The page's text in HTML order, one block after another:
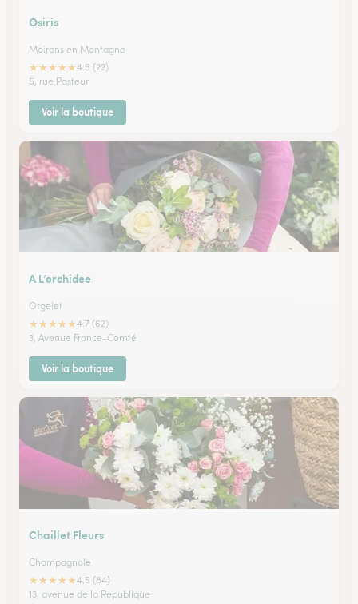
Osiris
Moirans en Montagne
★★★★★4.5 (22)
5, rue Pasteur
Voir la boutique
A L’orchidee
Orgelet
★★★★★4.7 (62)
3, Avenue France-Comté
Voir la boutique
Chaillet Fleurs
Champagnole
★★★★★4.5 (84)
13, avenue de la Republique